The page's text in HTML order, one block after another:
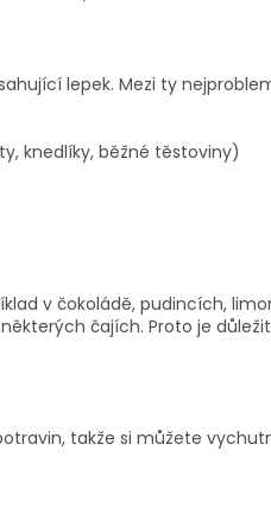
lepek. Mezi ty
knedlíky, běžné těstoviny)
v čokoládě, pudincích,
čajích. Proto je
takže si můžete